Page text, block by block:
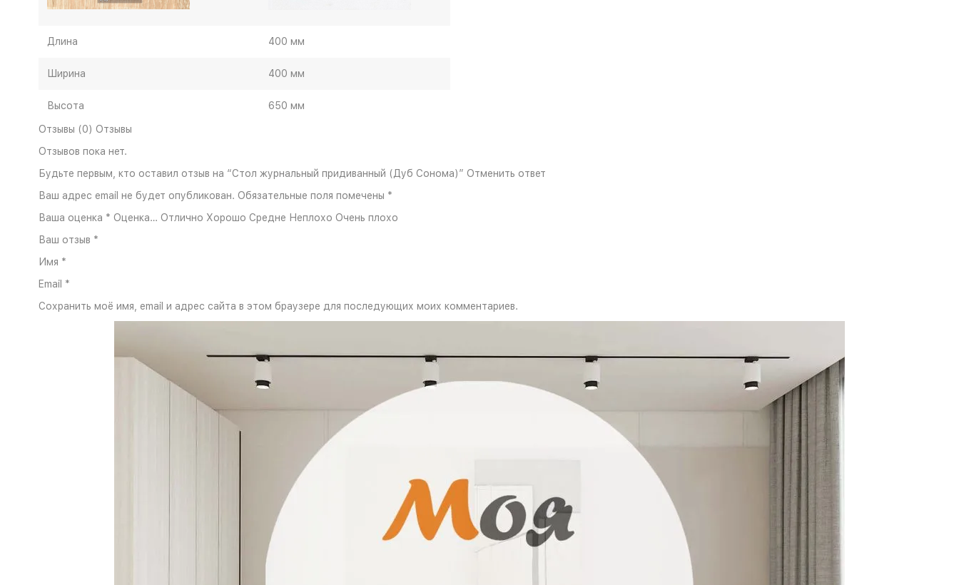
Длина 400 мм
Ширина 400 мм
Высота 650 мм
Отзывы (0) Отзывы
Отзывов пока нет.
Будьте первым, кто оставил отзыв на “Стол журнальный придиванный (Дуб Сонома)” Отменить ответ
Ваш адрес email не будет опубликован. Обязательные поля помечены *
Ваша оценка * Оценка… Отлично Хорошо Средне Неплохо Очень плохо
Ваш отзыв *
Имя *
Email *
Сохранить моё имя, email и адрес сайта в этом браузере для последующих моих комментариев.